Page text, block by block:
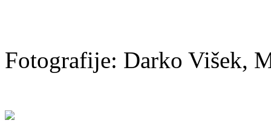
Fotografije: Darko Višek,